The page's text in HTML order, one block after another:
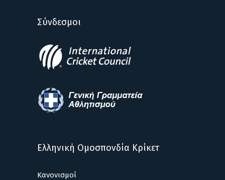
Σύνδεσμοι
Ελληνική Ομοσπονδία Κρίκετ
Κανονισμοί